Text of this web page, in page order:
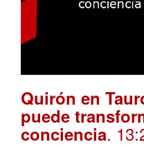
Quirón en
puede
conciencia.